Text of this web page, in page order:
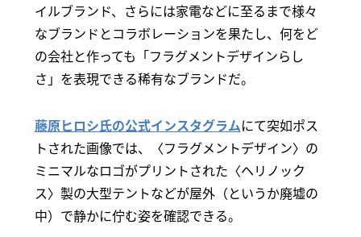
イルブランド、さらには家電などに至るまで様々
なブランドとコラボレーションを果たし、何をど
の会社と作っても「フラグメントデザインらし
さ」を表現できる稀有なブランドだ。
藤原ヒロシ氏の公式インスタグラムにて突如ポス
トされた画像では、〈フラグメントデザイン〉の
ミニマルなロゴがプリントされた〈ヘリノック
ス〉製の大型テントなどが屋外（というか廃墟の
中）で静かに佇む姿を確認できる。